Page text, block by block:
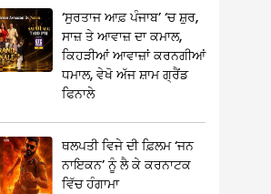
‘ਸੁਰਤਾਜ ਆਫ਼ ਪੰਜਾਬ’ ‘ਚ ਸ਼ੁਰ,
ਸਾਜ਼ ਤੇ ਆਵਾਜ਼ ਦਾ ਕਮਾਲ,
ਕਿਹੜੀਆਂ ਆਵਾਜ਼ਾਂ ਕਰਨਗੀਆਂ
ਧਮਾਲ, ਵੇਖੋ ਅੱਜ ਸ਼ਾਮ ਗ੍ਰੈਂਡ
ਫਿਨਾਲੇ
ਥਲਪਤੀ ਵਿਜੇ ਦੀ ਫ਼ਿਲਮ ‘ਜਨ
ਨਾਇਕਨ’ ਨੂੰ ਲੈ ਕੇ ਕਰਨਾਟਕ
ਵਿੱਚ ਹੰਗਾਮਾ